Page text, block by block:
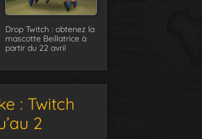
Drop Twitch : obtenez la
mascotte Beillatrice à
partir du 22 avril
: Twitch
2